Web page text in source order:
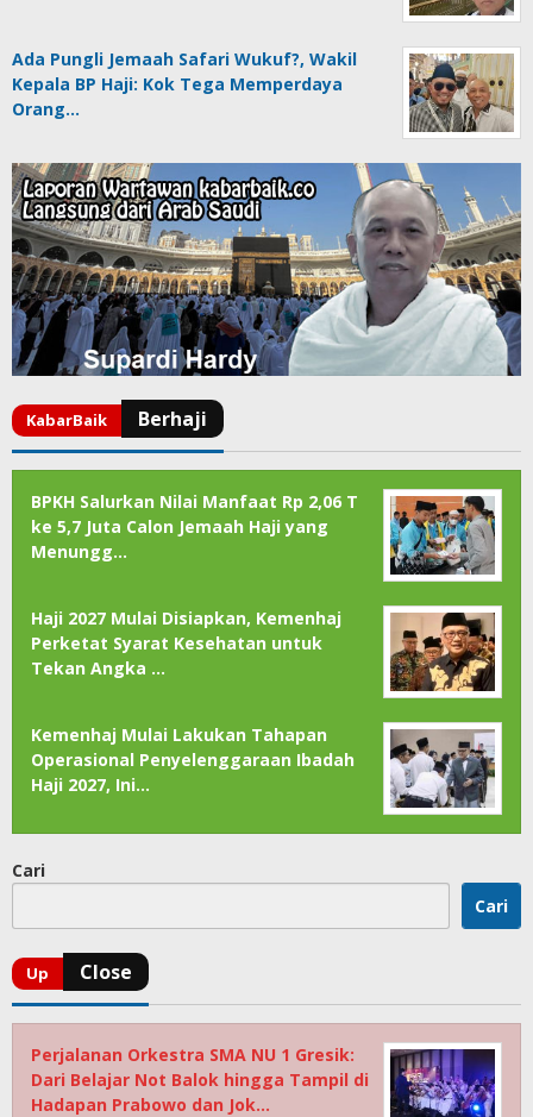
Ada Pungli Jemaah Safari Wukuf?, Wakil
Kepala BP Haji: Kok Tega Memperdaya
Orang…
BPKH Salurkan Nilai Manfaat Rp 2,06 T
ke 5,7 Juta Calon Jemaah Haji yang
Menungg…
Haji 2027 Mulai Disiapkan, Kemenhaj
Perketat Syarat Kesehatan untuk
Tekan Angka …
Kemenhaj Mulai Lakukan Tahapan
Operasional Penyelenggaraan Ibadah
Haji 2027, Ini…
Cari
Cari
Perjalanan Orkestra SMA NU 1 Gresik:
Dari Belajar Not Balok hingga Tampil di
Hadapan Prabowo dan Jok…